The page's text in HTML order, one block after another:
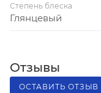
Степень блеска
Глянцевый
Отзывы
ОСТАВИТЬ ОТЗЫВ